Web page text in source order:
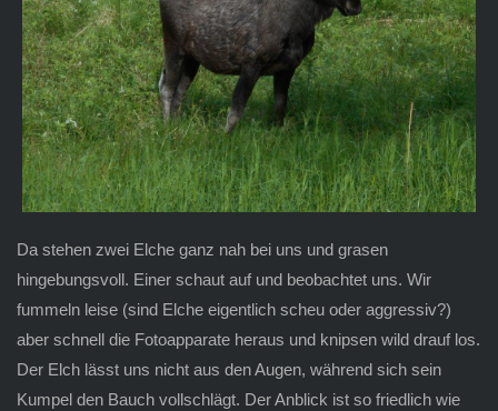
Da stehen zwei Elche ganz nah bei uns und grasen
hingebungsvoll. Einer schaut auf und beobachtet uns. Wir
fummeln leise (sind Elche eigentlich scheu oder aggressiv?)
aber schnell die Fotoapparate heraus und knipsen wild drauf los.
Der Elch lässt uns nicht aus den Augen, während sich sein
Kumpel den Bauch vollschlägt. Der Anblick ist so friedlich wie